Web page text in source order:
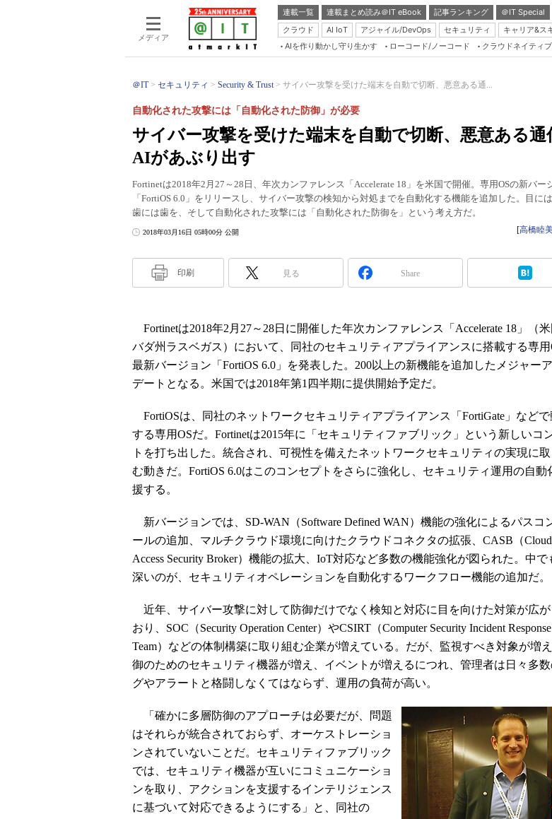
メディア
連載一覧 連載まとめ読み＠IT eBook 記事ランキング ＠IT Special
クラウド
AI IoT アジャイル/DevOps セキュリティ キャリア&ス
AIを作り動かし守り生かす ローコード/ノーコード クラウドネイティブ
＠IT セキュリティ Security & Trust サイバー攻撃を受けた端末を自動で切断、悪意ある通...
サイバー攻撃を受けた端末を自動で切断、悪意ある通
AIがあぶり出す
自動化された攻撃には「自動化された防御」が必要
Fortinetは2018年2月27～28日、年次カンファレンス「Accelerate 18」を米国で開催。専用OSの新バー
「FortiOS 6.0」をリリースし、サイバー攻撃の検知から対処までを自動化する機能を追加した。目には
歯には歯を、そして自動化された攻撃には「自動化された防御を」という考え方だ。
2018年03月16日 05時00分 公開 [高橋睦
印刷 見る Share
Fortinetは2018年2月27～28日に開催した年次カンファレンス「Accelerate 18」（
バダ州ラスベガス）において、同社のセキュリティアプライアンスに搭載する専用
最新バージョン「FortiOS 6.0」を発表した。200以上の新機能を追加したメジャー
デートとなる。米国では2018年第1四半期に提供開始予定だ。
FortiOSは、同社のネットワークセキュリティアプライアンス「FortiGate」など
する専用OSだ。Fortinetは2015年に「セキュリティファブリック」という新しいコ
トを打ち出した。統合され、可視性を備えたネットワークセキュリティの実現に取
む動きだ。FortiOS 6.0はこのコンセプトをさらに強化し、セキュリティ運用の自動
援する。
新バージョンでは、SD-WAN（Software Defined WAN）機能の強化によるパスコ
ールの追加、マルチクラウド環境に向けたクラウドコネクタの拡張、CASB（Cloud
Access Security Broker）機能の拡大、IoT対応など多数の機能強化が図られた。中で
深いのが、セキュリティオペレーションを自動化するワークフロー機能の追加だ。
近年、サイバー攻撃に対して防御だけでなく検知と対応に目を向けた対策が広が
おり、SOC（Security Operation Center）やCSIRT（Computer Security Incident Response
Team）などの体制構築に取り組む企業が増えている。だが、監視すべき対象が増
御のためのセキュリティ機器が増え、イベントが増えるにつれ、管理者は日々多数
グやアラートと格闘しなくてはならず、運用の負荷が高い。
「確かに多層防御のアプローチは必要だが、問題
はそれらが統合されておらず、オーケストレーショ
ンされていないことだ。セキュリティファブリック
では、セキュリティ機器が互いにコミュニケーショ
ンを取り、アクションを支援するインテリジェンス
に基づいて対応できるようにする」と、同社の